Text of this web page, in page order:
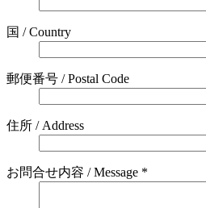
国 / Country
郵便番号 / Postal Code
住所 / Address
お問合せ内容 / Message *